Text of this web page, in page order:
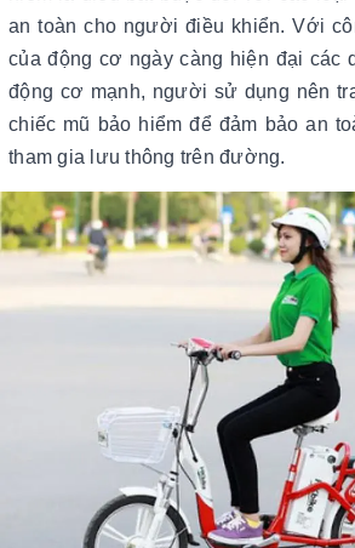
an toàn cho người điều khiển. Với
của động cơ ngày càng hiện đại các
động cơ mạnh, người sử dụng nên
chiếc mũ bảo hiểm để đảm bảo an
tham gia lưu thông trên đường.